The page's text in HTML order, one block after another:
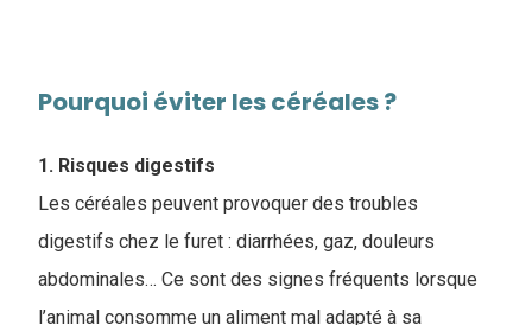
Pourquoi éviter les céréales ?
1. Risques digestifs
Les céréales peuvent provoquer des troubles
digestifs chez le furet : diarrhées, gaz, douleurs
abdominales… Ce sont des signes fréquents lorsque
l’animal consomme un aliment mal adapté à sa